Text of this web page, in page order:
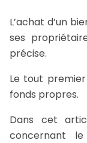
L’achat d’un
ses
précise.
Le tout
fonds propres.
Dans cet
concernant